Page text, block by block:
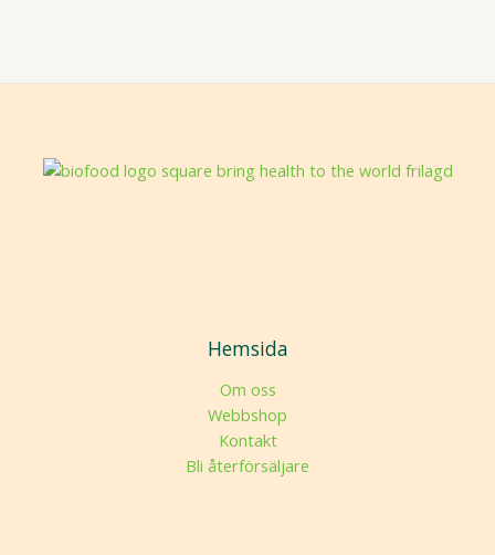
Hemsida
Om oss
Webbshop
Kontakt
Bli återförsäljare